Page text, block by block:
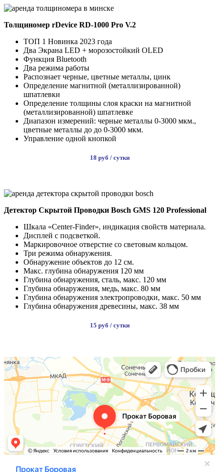
Толщиномер rDevice RD-1000 Pro V.2
ТОП 1 Новинка 2023 года
Два Экрана LED + морозостойкий OLED
Функция Bluetooth
Два режима работы
Распознает черные, цветные металлы, цинк
Определение магнитной (металлизированной)
шпатлевки
Определение толщины слоя краски на магнитной
(металлизированной) шпатлевке
Диапазон измерений: черные металлы 0-3000 мкм.,
цветные металлы до до 0-3000 мкм.
Управление одной кнопкой
18 руб / сутки
Детектор Скрытой Проводки Bosch GMS 120 Professional
Шкала «Center-Finder», индикация свойств материала.
Дисплей с подсветкой.
Маркировочное отверстие со световым кольцом.
Три режима обнаружения.
Обнаружение объектов до 12 см.
Макс. глубина обнаружения 120 мм
Глубина обнаружения, сталь, макс. 120 мм
Глубина обнаружения, медь, макс. 80 мм
Глубина обнаружения электропроводки, макс. 50 мм
Глубина обнаружения древесины, макс. 38 мм
15 руб / сутки